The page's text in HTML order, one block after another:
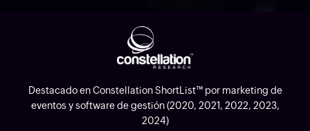
Destacado en Constellation ShortList™ por marketing de
eventos y software de gestión (2020, 2021, 2022, 2023,
2024)